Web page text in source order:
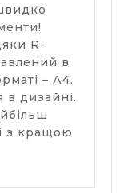
R-
в
– А4.
в дизайні.
з кращою